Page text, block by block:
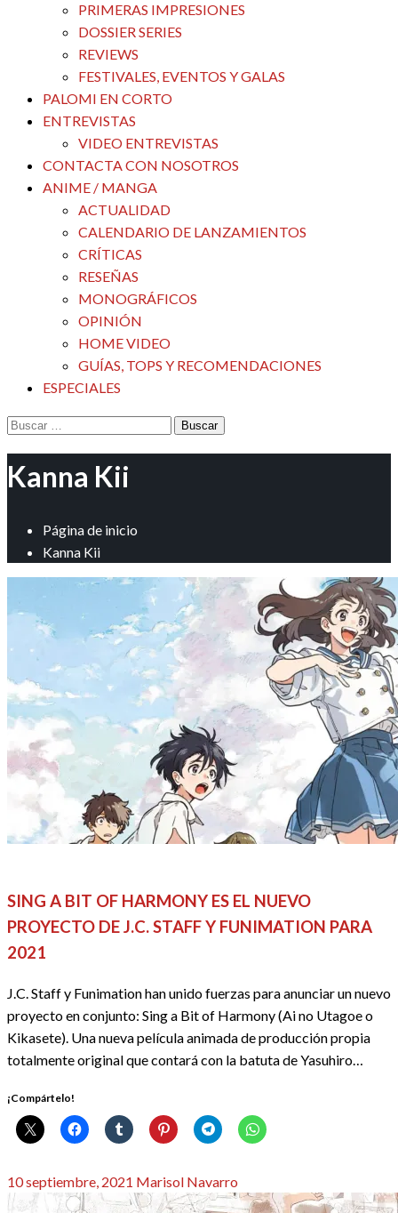
PRIMERAS IMPRESIONES
DOSSIER SERIES
REVIEWS
FESTIVALES, EVENTOS Y GALAS
PALOMI EN CORTO
ENTREVISTAS
VIDEO ENTREVISTAS
CONTACTA CON NOSOTROS
ANIME / MANGA
ACTUALIDAD
CALENDARIO DE LANZAMIENTOS
CRÍTICAS
RESEÑAS
MONOGRÁFICOS
OPINIÓN
HOME VIDEO
GUÍAS, TOPS Y RECOMENDACIONES
ESPECIALES
Buscar:
Kanna Kii
Página de inicio
Kanna Kii
SING A BIT OF HARMONY ES EL NUEVO
PROYECTO DE J.C. STAFF Y FUNIMATION PARA
2021
J.C. Staff y Funimation han unido fuerzas para anunciar un nuevo
proyecto en conjunto: Sing a Bit of Harmony (Ai no Utagoe o
Kikasete). Una nueva película animada de producción propia
totalmente original que contará con la batuta de Yasuhiro…
¡Compártelo!
Publicado
el
10 septiembre, 2021 Marisol Navarro